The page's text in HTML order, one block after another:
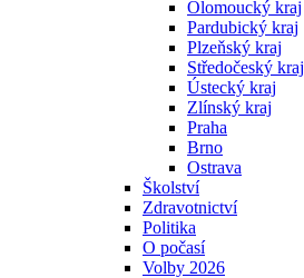
Olomoucký kraj
Pardubický kraj
Plzeňský kraj
Středočeský kraj
Ústecký kraj
Zlínský kraj
Praha
Brno
Ostrava
Školství
Zdravotnictví
Politika
O počasí
Volby 2026